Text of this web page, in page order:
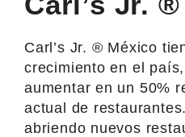
Carl’s Jr. ® México
crecimiento en el
aumentar en un 50%
actual de
abriendo nuevos